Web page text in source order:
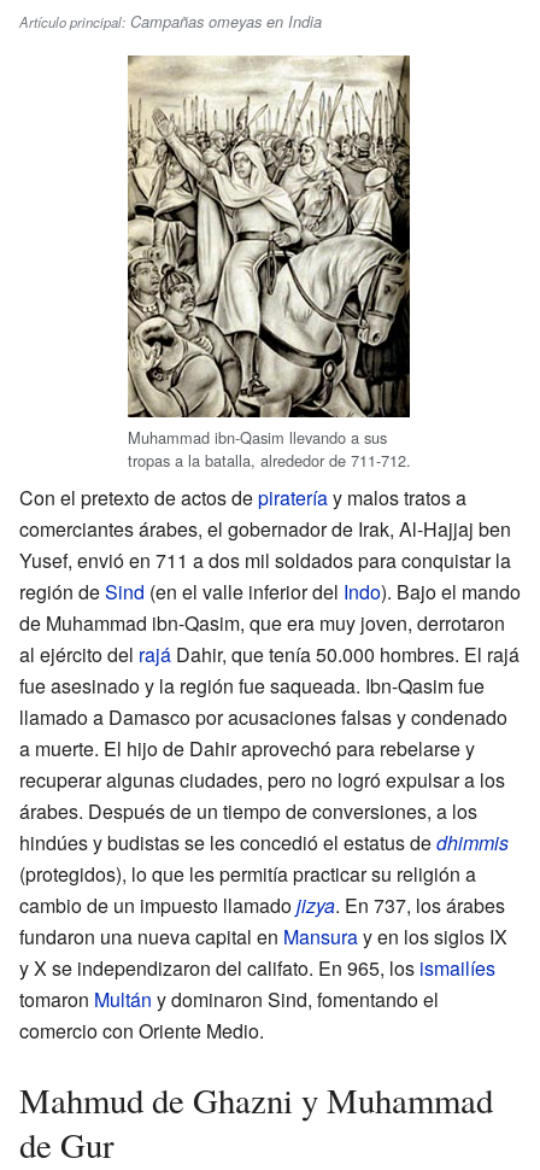
Artículo principal: Campañas omeyas en India
Muhammad ibn-Qasim llevando a sus
tropas a la batalla, alrededor de 711-712.
Con el pretexto de actos depirateríay malos tratos a
comerciantes árabes, el gobernador de Irak, Al-Hajjaj ben
Yusef, envió en 711 a dos mil soldados para conquistar la
región deSind (en el valle inferior del Indo). Bajo el mando
de Muhammad ibn-Qasim, que era muy joven, derrotaron
al ejército del rajá Dahir, que tenía 50.000 hombres. El rajá
fue asesinado y la región fue saqueada. Ibn-Qasim fue
llamado a Damasco por acusaciones falsas y condenado
a muerte. El hijo de Dahir aprovechó para rebelarse y
recuperar algunas ciudades, pero no logró expulsar a los
árabes. Después de un tiempo de conversiones, a los
hindúes y budistas se les concedió el estatus dedhimmis
(protegidos), lo que les permitía practicar su religión a
cambio de un impuesto llamadojizya. En 737, los árabes
fundaron una nueva capital en Mansuray en los siglos IX
y X se independizaron del califato. En 965, los ismailíes
tomaron Multán y dominaron Sind, fomentando el
comercio con Oriente Medio.
Mahmud de Ghazni y Muhammad
de Gur